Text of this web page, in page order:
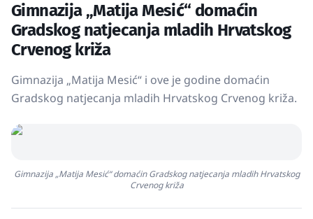
Politika
Gospodarstvo
Crna kronika
Osmrtnice
Gimnazija „Matija Mesić“ domaćin
Gradskog natjecanja mladih Hrvatskog
Crvenog križa
Gimnazija „Matija Mesić“ i ove je godine domaćin
Gradskog natjecanja mladih Hrvatskog Crvenog križa.
Gimnazija „Matija Mesić“ domaćin Gradskog natjecanja mladih Hrvatskog
Crvenog križa